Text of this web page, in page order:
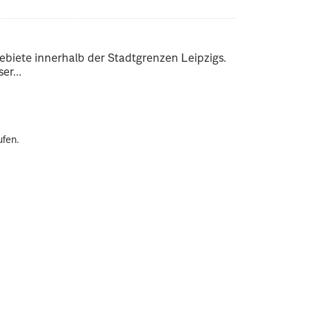
innerhalb der Stadtgrenzen Leipzigs.